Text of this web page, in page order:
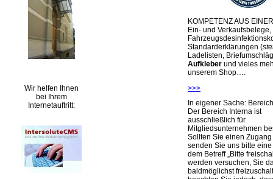
Wir helfen Ihnen
bei Ihrem
Internetauftritt:
KOMPETENZ AUS
Ein- und Verkaufsbelege,
Standarderklärungen (
Ladelisten,
Aufkleber und vieles
unserem Shop….
>>>
In eigener Sache:
Der Bereich Interna ist
ausschließlich für
Mitgliedsunternehmen
Sollten Sie einen
senden Sie uns bitte
dem Betreff „Bitte
werden versuchen, Sie
baldmöglichst